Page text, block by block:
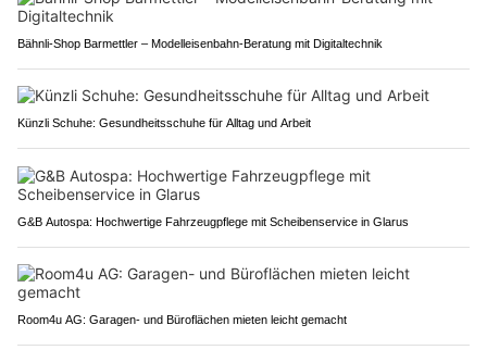
Bähnli-Shop Barmettler – Modelleisenbahn-Beratung mit Digitaltechnik
Künzli Schuhe: Gesundheitsschuhe für Alltag und Arbeit
G&B Autospa: Hochwertige Fahrzeugpflege mit Scheibenservice in Glarus
Room4u AG: Garagen- und Büroflächen mieten leicht gemacht